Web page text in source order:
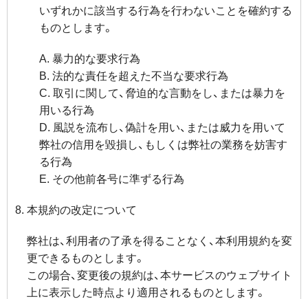
いずれかに該当する行為を行わないことを確約する
ものとします。
A. 暴力的な要求行為
B. 法的な責任を超えた不当な要求行為
C. 取引に関して、脅迫的な言動をし、または暴力を
用いる行為
D. 風説を流布し、偽計を用い、または威力を用いて
弊社の信用を毀損し、もしくは弊社の業務を妨害す
る行為
E. その他前各号に準ずる行為
本規約の改定について
弊社は、利用者の了承を得ることなく、本利用規約を変
更できるものとします。
この場合、変更後の規約は、本サービスのウェブサイト
上に表示した時点より適用されるものとします。